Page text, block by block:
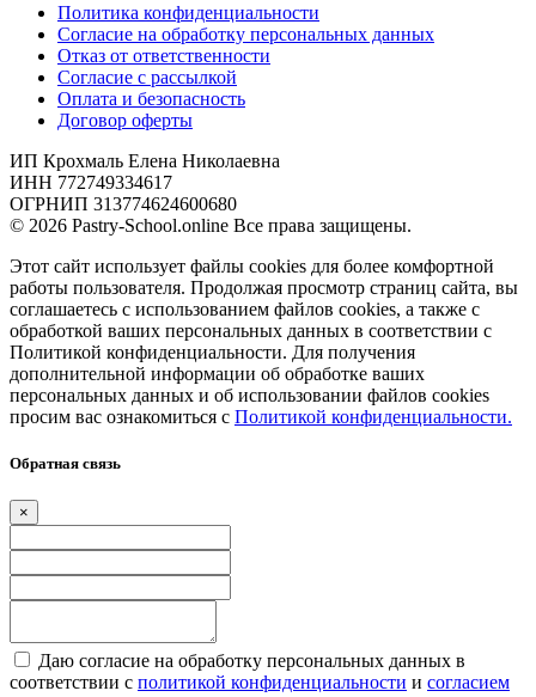
Политика конфиденциальности
Согласие на обработку персональных данных
Отказ от ответственности
Согласие с рассылкой
Оплата и безопасность
Договор оферты
ИП Крохмаль Елена Николаевна
ИНН 772749334617
ОГРНИП 313774624600680
© 2026 Pastry-School.online Все права защищены.
Этот сайт использует файлы cookies для более комфортной
работы пользователя. Продолжая просмотр страниц сайта, вы
соглашаетесь с использованием файлов cookies, а также с
обработкой ваших персональных данных в соответствии с
Политикой конфиденциальности. Для получения
дополнительной информации об обработке ваших
персональных данных и об использовании файлов cookies
просим вас ознакомиться с Политикой конфиденциальности.
Обратная связь
×
Даю согласие на обработку персональных данных в
соответствии с политикой конфиденциальности и согласием